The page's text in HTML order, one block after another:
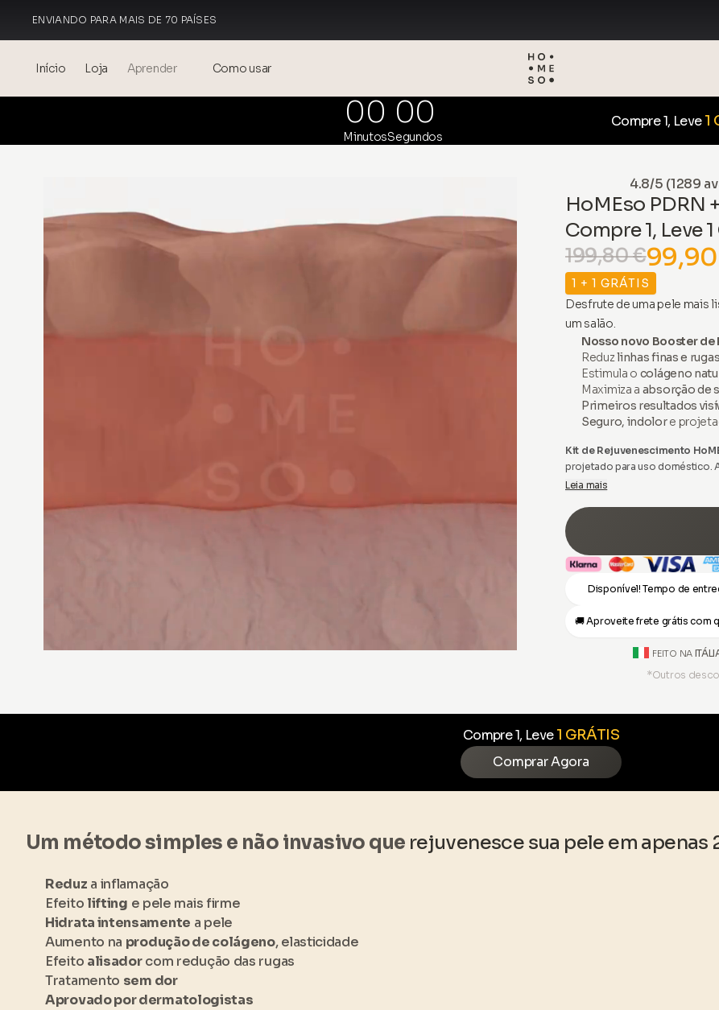
ENVIANDO PARA MAIS DE 70 PAÍSES
Início Loja Aprender
Events
Mesoterapia – ciência e
benefícios
Como usar
00
Minutos
00
Segundos
Compre 1, Leve1
4.8/5 (1289
HoMEso PDRN
Compre 1, Leve
199,80 €
1 + 1 GRÁTIS
Desfrute de uma pele mais
um salão.
Nosso novo Booster de
Reduzlinhas finas e rugas
Estimula o colágeno
Maximiza a absorção de
Primeiros resultados
Seguro, indolore
Kit de Rejuvenescimento
projetado para uso doméstico.
eficaz e popular, normalmente
Leia mais
Disponível! Tempo de
🚚 Aproveite frete grátis com
FEITO NA
*Outros
Compre 1, Leve1 GRÁTIS
Comprar Agora
Um método simples e não invasivo que rejuvenesce sua pele em
Reduz a inflamação
Efeito lifting e pele mais firme
Hidrata intensamente a pele
Aumento na produção de colágeno, elasticidade
Efeito alisadorcom redução das rugas
Tratamento sem dor
Aprovado por dermatologistas